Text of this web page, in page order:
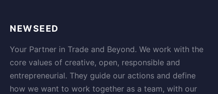
NEWSEED
Your Partner in Trade and Beyond. We work with the
core values of creative, open, responsible and
entrepreneurial. They guide our actions and define
how we want to work together as a team, with our